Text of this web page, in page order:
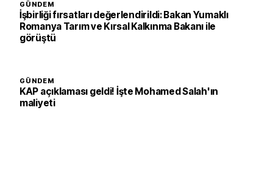
GÜNDEM
İşbirliği fırsatları değerlendirildi: Bakan Yumaklı
Romanya Tarım ve Kırsal Kalkınma Bakanı ile
görüştü
GÜNDEM
KAP açıklaması geldi! İşte Mohamed Salah'ın
maliyeti